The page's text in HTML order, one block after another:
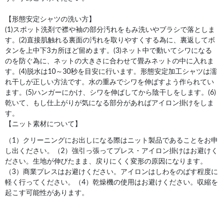
【形態安定シャツの洗い方】
(1)スポット洗剤で襟や袖の部分汚れをもみ洗いやブラシで落としま
す。(2)直接肌触れる裏面の汚れを取りやすくする為に、裏返してボ
タンを上中下3カ所ほど留めます。(3)ネット中で動いてシワになる
のを防ぐ為に、ネットの大きさに合わせて畳みネットの中に入れま
す。(4)脱水は10～30秒を目安に行います。形態安定加工シャツは濡
れ干しが正しい方法です。水の重みでシワを伸ばすよう作られてい
ます。(5)ハンガーにかけ、シワを伸ばしてから陰干しをします。(6)
乾いて、もし仕上がりが気になる部分があればアイロン掛けをしま
す。
【ニット素材について】
（1）クリーニングにお出しになる際はニット製品であることをお申
し出ください。（2）強引っ張ってプレス・アイロン掛けはお避けく
ださい。生地が伸びたまま、戻りにくく変形の原因になります。
（3）商業プレスはお避けください。アイロンはしわをのばす程度に
軽く行ってください。（4）乾燥機の使用はお避けください。収縮を
起こす可能性があります。